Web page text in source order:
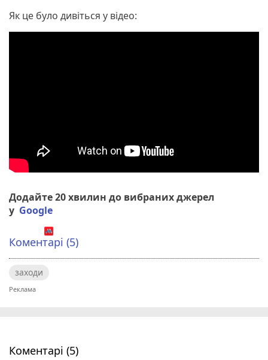
Як це було дивіться у відео:
Додайте 20 хвилин до вибраних джерел
у Google
Коментарі (5)
заходи
Коментарі (5)